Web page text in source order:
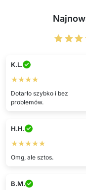
K.L.
★★★★
Dotarło szybko i bez
problemów.
H.H.
★★★★★
Omg, ale sztos.
B.M.